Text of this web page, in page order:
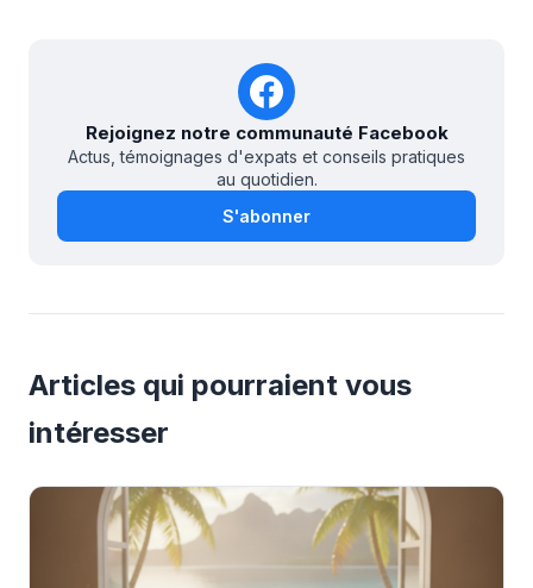
Rejoignez notre communauté Facebook
Actus, témoignages d'expats et conseils pratiques
au quotidien.
S'abonner
Articles qui pourraient vous
intéresser